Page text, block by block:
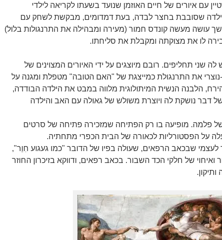
עם איורים של חיים האוזמן שנועד בשעתו לקריאה לילדי
ילדה שסובבת בחצר לבדה, בעת דמדומים, מבקשת לשחק עם
עושה מעשה קונדס חמור (מעירה ומבהילה את התרנגולות בלול)
לו את מצוקתה ומקבלת את סליחתו.
שני תחליפים. רובם מיוצגים על ידי האיורים המצוינים של
נוצרי את התרנגולת כמייצגת של "האם הטובה" מטפלת ומגנה על
הלבנה הנשית המיתולוגית מלווה במבט את הילדה הבודדה,
דבר נושקת לה ויוצרת משולש של גאולה עם האב והילדה
פלמה. מופיעה בו רק הפתיחה שמזכירה פתיחה של סרטים
על הפסטורליות לכאורה של הבית הכפרי מתחתיה.
לעצמי שבכאב הרפאים, שעולה בפיו של הדובר "כמו געגוע חִוֵר",
ואיחוי של חלקי הכד השבור. בכאב רפאים, ודווקא בזיכרון החוזר